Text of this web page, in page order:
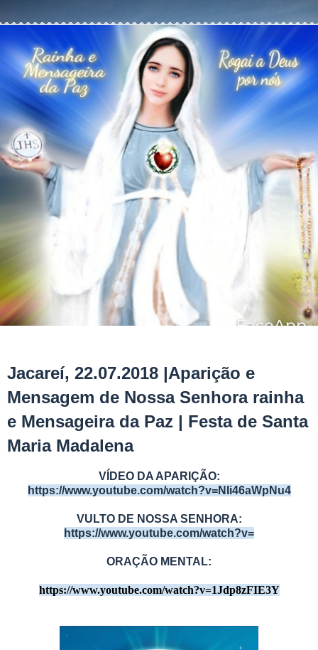
Jacareí, 22.07.2018 |Aparição e
Mensagem de Nossa Senhora rainha
e Mensageira da Paz | Festa de Santa
Maria Madalena
VÍDEO DA APARIÇÃO:
https://www.youtube.com/watch?v=NIi46aWpNu4
VULTO DE NOSSA SENHORA:
https://www.youtube.com/watch?v=
ORAÇÃO MENTAL:
https://www.youtube.com/watch?v=1Jdp8zFIE3Y